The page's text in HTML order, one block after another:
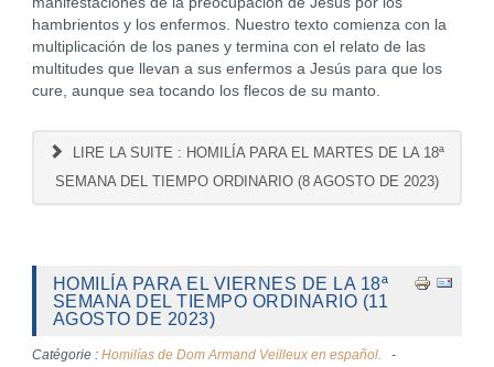
hambrientos y los enfermos. Nuestro texto comienza con la
multiplicación de los panes y termina con el relato de las
multitudes que llevan a sus enfermos a Jesús para que los
cure, aunque sea tocando los flecos de su manto.
LIRE LA SUITE : HOMILÍA PARA EL MARTES DE LA 18ª
SEMANA DEL TIEMPO ORDINARIO (8 AGOSTO DE 2023)
HOMILÍA PARA EL VIERNES DE LA 18ª
SEMANA DEL TIEMPO ORDINARIO (11
AGOSTO DE 2023)
Catégorie : Homilías de Dom Armand Veilleux en español.